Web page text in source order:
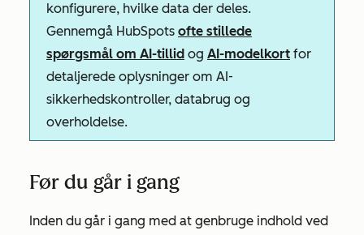
konfigurere, hvilke data der deles.
Gennemgå HubSpots ofte stillede
spørgsmål om AI-tillid og AI-modelkort for
detaljerede oplysninger om AI-
sikkerhedskontroller, databrug og
overholdelse.
Før du går i gang
Inden du går i gang med at genbruge indhold ved